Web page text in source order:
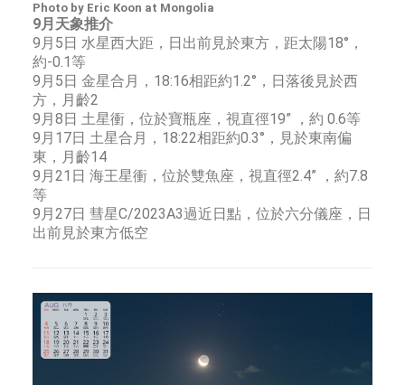
Photo by Eric Koon at Mongolia
9月天象推介
9月5日 水星西大距，日出前見於東方，距太陽18°，
約-0.1等
9月5日 金星合月，18:16相距約1.2°，日落後見於西
方，月齡2
9月8日 土星衝，位於寶瓶座，視直徑19” ，約 0.6等
9月17日 土星合月，18:22相距約0.3°，見於東南偏
東，月齡14
9月21日 海王星衝，位於雙魚座，視直徑2.4” ，約7.8
等
9月27日 彗星C/2023A3過近日點，位於六分儀座，日
出前見於東方低空